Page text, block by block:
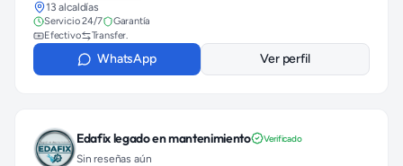
13 alcaldías
Servicio 24/7
Garantía
Efectivo
Transfer.
WhatsApp Ver perfil
Edafix legado en mantenimiento Verificado
Sin reseñas aún